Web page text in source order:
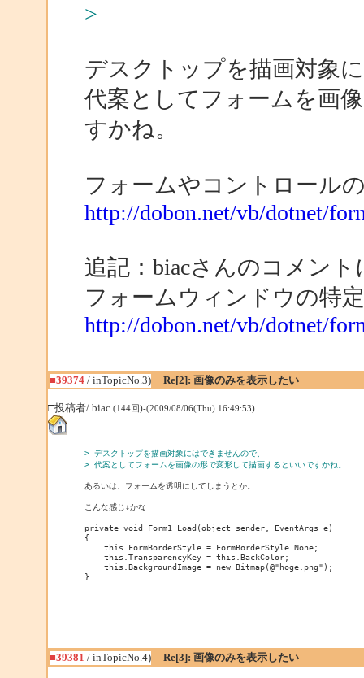
>
デスクトップを描画対象
代案としてフォームを画
すかね。
フォームやコントロール
http://dobon.net/vb/dotnet/
追記：biacさんのコメント
フォームウィンドウの特
http://dobon.net/vb/dotnet/
■39374/ inTopicNo.3) Re[2]: 画像のみを表示したい
□投稿者/ biac (144回)-(2009/08/06(Thu) 16:49:53)
> デスクトップを描画対象にはできませんので、
> 代案としてフォームを画像の形で変形して描画するといいですかね。
あるいは、フォームを透明にしてしまうとか。
こんな感じ↓かな
private void Form1_Load(object sender, EventArgs e)
{
    this.FormBorderStyle = FormBorderStyle.None;
    this.TransparencyKey = this.BackColor;
    this.BackgroundImage = new Bitmap(@"hoge.png");
■39381 / inTopicNo.4) Re[3]: 画像のみを表示したい